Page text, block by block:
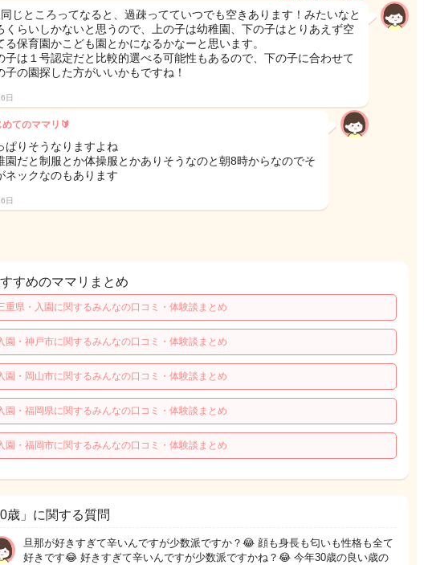
じところってなると、過疎ってていつでも空きあります！みたいなと
くらいしかないと思うので、上の子は幼稚園、下の子はとりあえず空
る保育園かこども園とかになるかなーと思います。
子は１号認定だと比較的選べる可能性もあるので、下の子に合わせて
子の園探した方がいいかもですね！
日
めてのママリ🔰
ぱりそうなりますよね
園だと制服とか体操服とかありそうなのと朝8時からなのでそ
ネックなのもあります
日
すめのママリまとめ
重県・入園に関するみんなの口コミ・体験談まとめ
園・神戸市に関するみんなの口コミ・体験談まとめ
園・岡山市に関するみんなの口コミ・体験談まとめ
園・福岡県に関するみんなの口コミ・体験談まとめ
園・福岡市に関するみんなの口コミ・体験談まとめ
0歳」に関する質問
旦那が好きすぎて辛いんですが少数派ですか？😂 顔も身長も匂いも性格も全て
好きです😂 好きすぎて辛いんですが少数派ですかね？😂 今年30歳の良い歳の